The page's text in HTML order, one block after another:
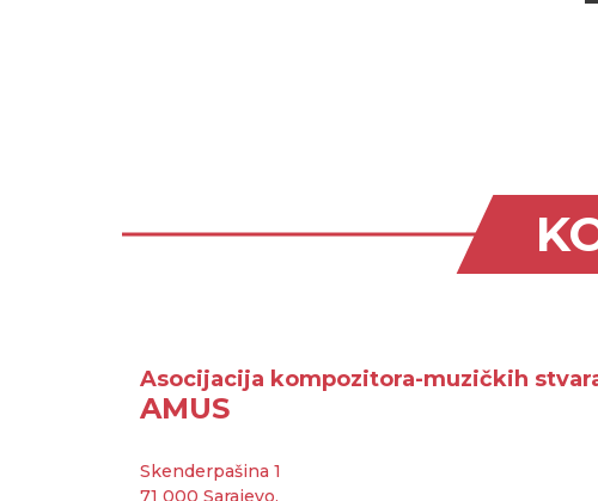
Asocijacija kompozitora-muzičkih
AMUS
Skenderpašina 1
71 000 Sarajevo,